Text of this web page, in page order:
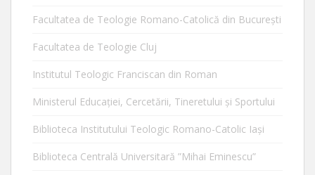
Facultatea de Teologie Romano-Catolică din Bucureşti
Facultatea de Teologie Cluj
Institutul Teologic Franciscan din Roman
Ministerul Educaţiei, Cercetării, Tineretului şi Sportului
Biblioteca Institutului Teologic Romano-Catolic Iaşi
Biblioteca Centrală Universitară ”Mihai Eminescu”